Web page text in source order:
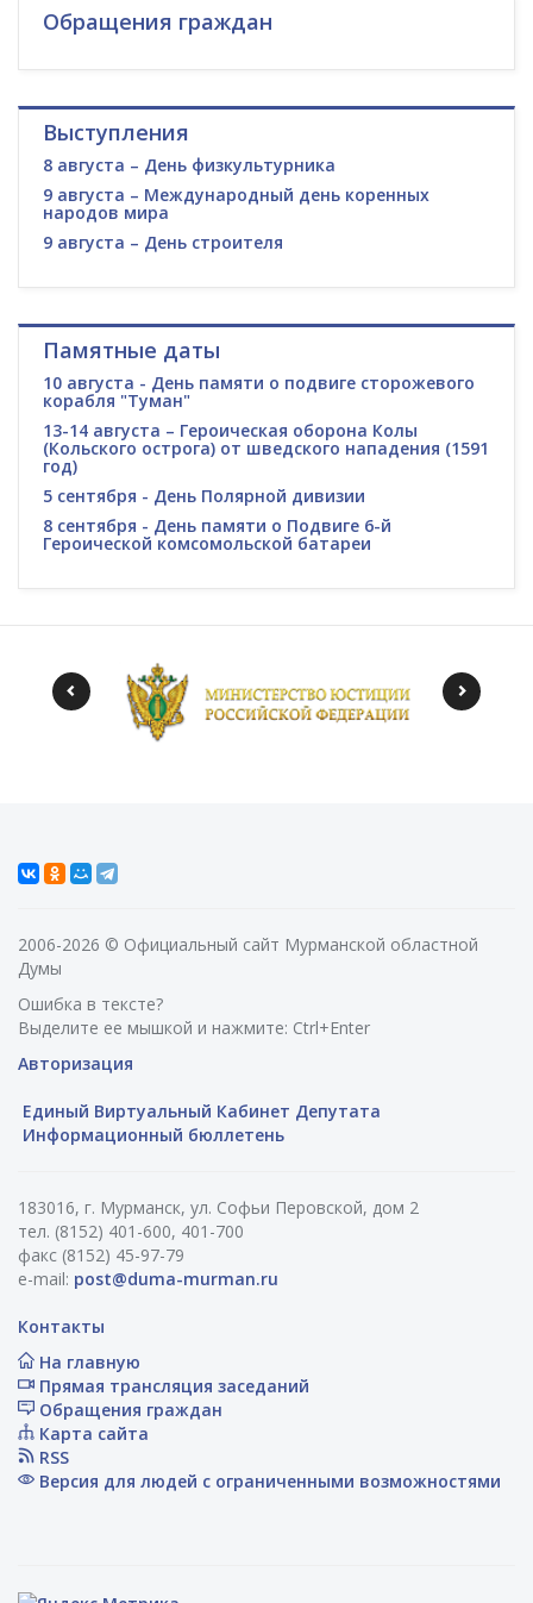
Обращения граждан
Выступления
8 августа – День физкультурника
9 августа – Международный день коренных
народов мира
9 августа – День строителя
Памятные даты
10 августа - День памяти о подвиге сторожевого
корабля "Туман"
13-14 августа – Героическая оборона Колы
(Кольского острога) от шведского нападения (1591
год)
5 сентября - День Полярной дивизии
8 сентября - День памяти о Подвиге 6-й
Героической комсомольской батареи
2006-2026 © Официальный сайт Мурманской областной
Думы
Ошибка в тексте?
Выделите ее мышкой и нажмите: Ctrl+Enter
Авторизация
Единый Виртуальный Кабинет Депутата
Информационный бюллетень
183016, г. Мурманск, ул. Софьи Перовской, дом 2
тел. (8152) 401-600, 401-700
факс (8152) 45-97-79
e-mail: post@duma-murman.ru
Контакты
На главную
Прямая трансляция заседаний
Обращения граждан
Карта сайта
RSS
Версия для людей с ограниченными возможностями